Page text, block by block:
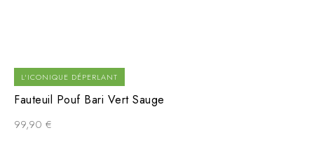
L'ICONIQUE DÉPERLANT
Fauteuil Pouf Bari Vert Sauge
99,90 €